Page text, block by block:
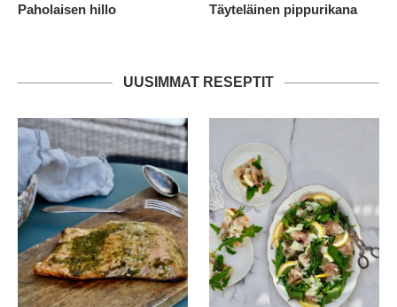
Paholaisen hillo Täyteläinen pippurikana
UUSIMMAT RESEPTIT